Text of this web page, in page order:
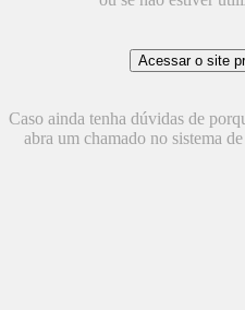
Caso ainda tenha dúvidas de
abra um chamado no sistema